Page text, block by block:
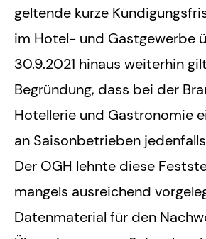
geltende kurze
im Hotel- und Gastgewerbe
30.9.2021 hinaus weiterhin
Begründung, dass bei der
Hotellerie und Gastronomie
an Saisonbetrieben
Der OGH lehnte diese
mangels ausreichend
Datenmaterial für den